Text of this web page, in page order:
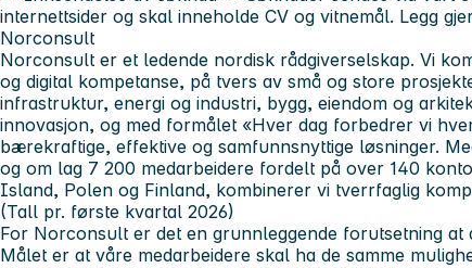
internettsider og skal inneholde CV og vitnemål. Legg
Norconsult
Norconsult er et ledende nordisk rådgiverselskap. Vi
og digital kompetanse, på tvers av små og store
infrastruktur, energi og industri, bygg, eiendom og
innovasjon, og med formålet «Hver dag forbedrer vi
bærekraftige, effektive og samfunnsnyttige løsninger.
og om lag 7 200 medarbeidere fordelt på over 140
Island, Polen og Finland, kombinerer vi tverrfaglig
(Tall pr. første kvartal 2026)
For Norconsult er det en grunnleggende forutsetning at
Målet er at våre medarbeidere skal ha de samme